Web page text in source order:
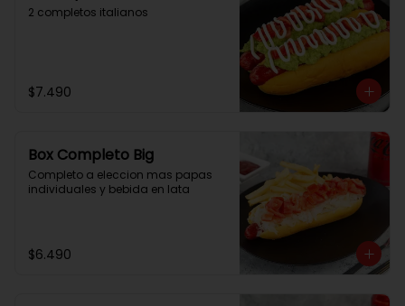
2 completos italianos
$7.490
Box Completo Big
Completo a eleccion mas papas
individuales y bebida en lata
$6.490